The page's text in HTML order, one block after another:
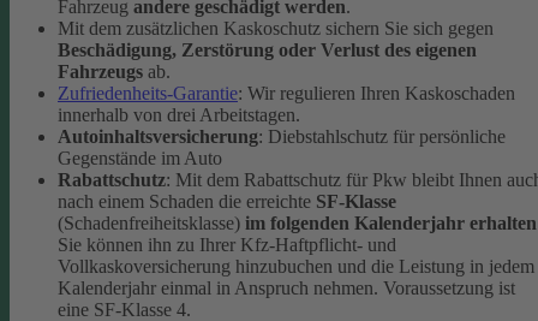
Fahrzeug andere geschädigt werden.
Mit dem zusätzlichen Kaskoschutz sichern Sie sich gegen
Beschädigung, Zerstörung oder Verlust des eigenen
Fahrzeugs ab.
Zufriedenheits-Garantie: Wir regulieren Ihren Kaskoschaden
innerhalb von drei Arbeitstagen.
Autoinhaltsversicherung: Diebstahlschutz für persönliche
Gegenstände im Auto
Rabattschutz: Mit dem Rabattschutz für Pkw bleibt Ihnen
nach einem Schaden die erreichte SF-Klasse
(Schadenfreiheitsklasse) im folgenden Kalenderjahr erhalten
Sie können ihn zu Ihrer Kfz-Haftpflicht- und
Vollkaskoversicherung hinzubuchen und die Leistung in jedem
Kalenderjahr einmal in Anspruch nehmen. Voraussetzung ist
eine SF-Klasse 4.